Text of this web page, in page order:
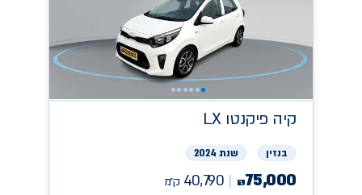
קיה פיקנטו LX
בנזין שנת 2024
₪75,000
40,790 ק״מ